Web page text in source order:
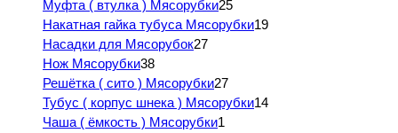
Муфта ( втулка ) Мясорубки25
Накатная гайка тубуса Мясорубки19
Насадки для Мясорубок27
Нож Мясорубки38
Решётка ( сито ) Мясорубки27
Тубус ( корпус шнека ) Мясорубки14
Чаша ( ёмкость ) Мясорубки1